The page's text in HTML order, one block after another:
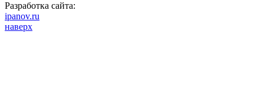
Разработка сайта:
ipanov.ru
наверх